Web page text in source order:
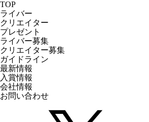
TOP
ライバー
クリエイター
プレゼント
ライバー募集
クリエイター募集
ガイドライン
最新情報
入賞情報
会社情報
お問い合わせ